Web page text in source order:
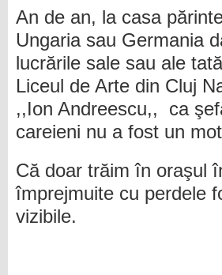
An de an, la casa
Ungaria sau Germania
lucrările sale sau ale
Liceul de Arte din Cluj
,,Ion Andreescu,, ca
careieni nu a fost un
Că doar trăim în oraşul
împrejmuite cu perdele
vizibile.